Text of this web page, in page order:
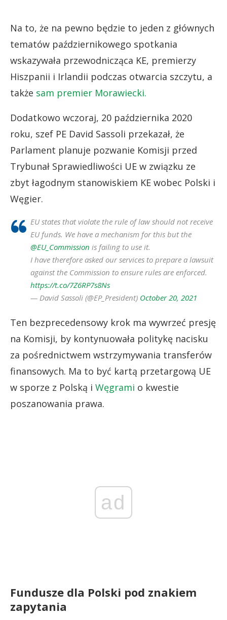
Na to, że na pewno będzie to jeden z głównych
tematów październikowego spotkania
wskazywała przewodnicząca KE, premierzy
Hiszpanii i Irlandii podczas otwarcia szczytu, a
także sam premier Morawiecki.
Dodatkowo wczoraj, 20 października 2020
roku, szef PE David Sassoli przekazał, że
Parlament planuje pozwanie Komisji przed
Trybunał Sprawiedliwości UE w związku ze
zbyt łagodnym stanowiskiem KE wobec Polski i
Węgier.
EU states that violate the rule of law should not receive
EU funds. We have a mechanism for this but the
@EU_Commission is failing to use it.
I have therefore asked our services to prepare a lawsuit
against the Commission to ensure rules are enforced.
https://t.co/7Z6RP7s8Ns
— David Sassoli (@EP_President) October 20, 2021
Ten bezprecedensowy krok ma wywrzeć presję
na Komisji, by kontynuowała politykę nacisku
za pośrednictwem wstrzymywania transferów
finansowych. Ma to być kartą przetargową UE
w sporze z Polską i Węgrami o kwestie
poszanowania prawa.
ad
Fundusze dla Polski pod znakiem
zapytania